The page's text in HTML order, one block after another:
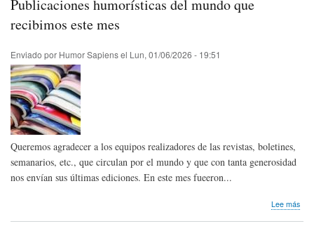
Publicaciones humorísticas del mundo que
recibimos este mes
Enviado por Humor Sapiensel Lun, 01/06/2026 - 19:51
Queremos agradecer a los equipos realizadores de las revistas, boletines,
semanarios, etc., que circulan por el mundo y que con tanta generosidad
nos envían sus últimas ediciones. En este mes fueeron...
Lee más